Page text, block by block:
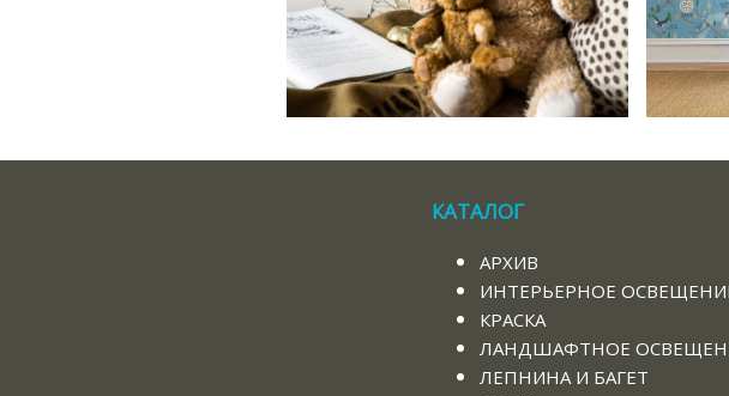
КАТАЛОГ
АРХИВ
ИНТЕРЬЕРНОЕ
КРАСКА
ЛАНДШАФТНОЕ
ЛЕПНИНА И БАГЕТ